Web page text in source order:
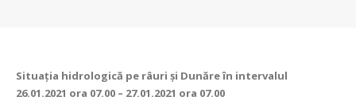
Situaţia hidrologică pe râuri şi Dunăre în intervalul
26.01.2021 ora 07.00 – 27.01.2021 ora 07.00